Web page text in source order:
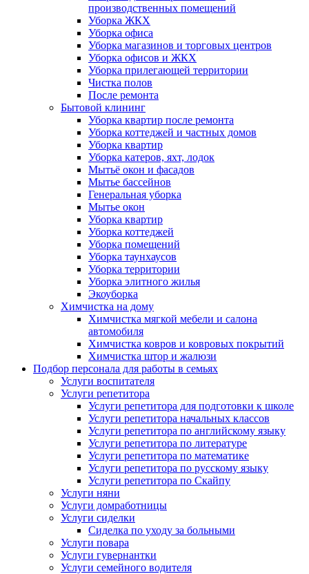
производственных помещений
Уборка ЖКХ
Уборка офиса
Уборка магазинов и торговых центров
Уборка офисов и ЖКХ
Уборка прилегающей территории
Чистка полов
После ремонта
Бытовой клининг
Уборка квартир после ремонта
Уборка коттеджей и частных домов
Уборка квартир
Уборка катеров, яхт, лодок
Мытьё окон и фасадов
Мытье бассейнов
Генеральная уборка
Мытье окон
Уборка квартир
Уборка коттеджей
Уборка помещений
Уборка таунхаусов
Уборка территории
Уборка элитного жилья
Экоуборка
Химчистка на дому
Химчистка мягкой мебели и салона
автомобиля
Химчистка ковров и ковровых покрытий
Химчистка штор и жалюзи
Подбор персонала для работы в семьях
Услуги воспитателя
Услуги репетитора
Услуги репетитора для подготовки к школе
Услуги репетитора начальных классов
Услуги репетитора по английскому языку
Услуги репетитора по литературе
Услуги репетитора по математике
Услуги репетитора по русскому языку
Услуги репетитора по Скайпу
Услуги няни
Услуги домработницы
Услуги сиделки
Сиделка по уходу за больными
Услуги повара
Услуги гувернантки
Услуги семейного водителя